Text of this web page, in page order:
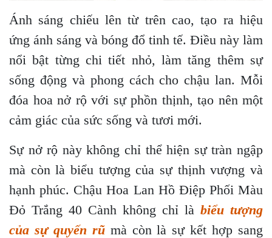
Ánh sáng chiếu lên từ trên cao, tạo ra hiệu
ứng ánh sáng và bóng đổ tinh tế. Điều này làm
nổi bật từng chi tiết nhỏ, làm tăng thêm sự
sống động và phong cách cho chậu lan. Mỗi
đóa hoa nở rộ với sự phồn thịnh, tạo nên một
cảm giác của sức sống và tươi mới.
Sự nở rộ này không chỉ thể hiện sự tràn ngập
mà còn là biểu tượng của sự thịnh vượng và
hạnh phúc. Chậu Hoa Lan Hồ Điệp Phối Màu
Đỏ Trắng 40 Cành không chỉ là biểu tượng
của sự quyến rũ mà còn là sự kết hợp sang